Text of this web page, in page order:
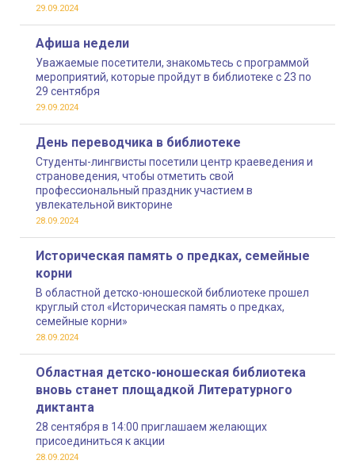
29.09.2024
Афиша недели
Уважаемые посетители, знакомьтесь с программой
мероприятий, которые пройдут в библиотеке с 23 по
29 сентября
29.09.2024
День переводчика в библиотеке
Студенты-лингвисты посетили центр краеведения и
страноведения, чтобы отметить свой
профессиональный праздник участием в
увлекательной викторине
28.09.2024
Историческая память о предках, семейные
корни
В областной детско-юношеской библиотеке прошел
круглый стол «Историческая память о предках,
семейные корни»
28.09.2024
Областная детско-юношеская библиотека
вновь станет площадкой Литературного
диктанта
28 сентября в 14:00 приглашаем желающих
присоединиться к акции
28.09.2024